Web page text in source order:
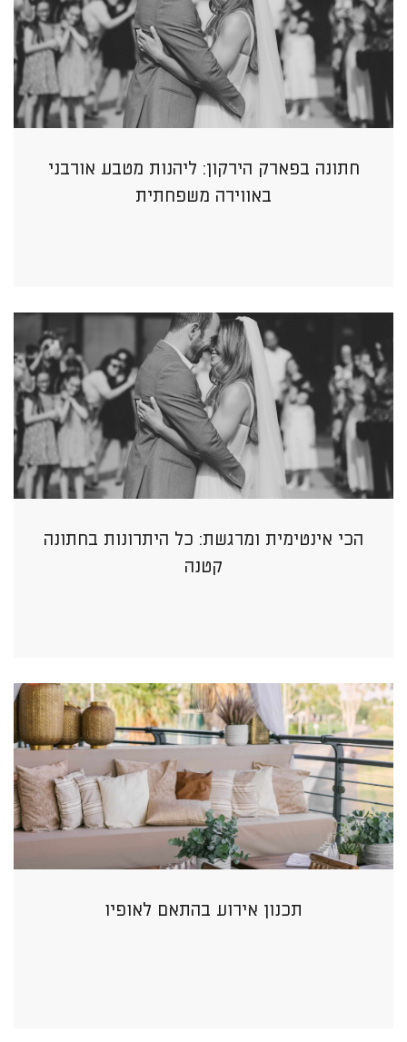
חתונה בפארק הירקון: ליהנות מטבע אורבני
באווירה משפחתית
הכי אינטימית ומרגשת: כל היתרונות בחתונה
קטנה
תכנון אירוע בהתאם לאופיו